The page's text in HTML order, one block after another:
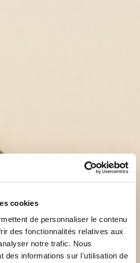
cookies
de personnaliser le contenu
des fonctionnalités relatives aux
notre trafic. Nous
des informations sur l'utilisation de